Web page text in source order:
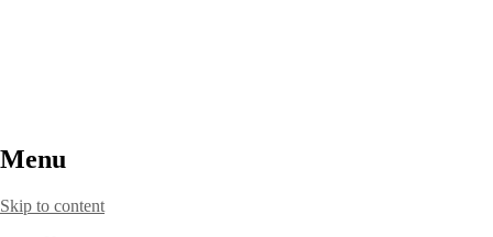
Menu
Skip to content